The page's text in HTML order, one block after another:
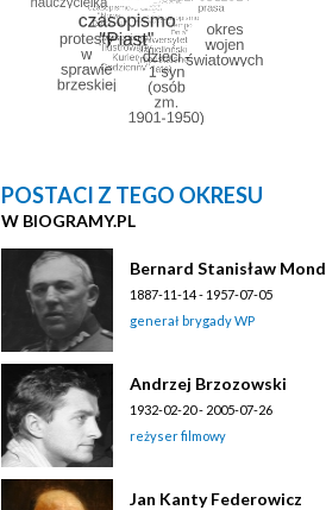
POSTACI Z TEGO OKRESU
W BIOGRAMY.PL
Bernard Stanisław Mond
1887-11-14 - 1957-07-05
generał brygady WP
Andrzej Brzozowski
1932-02-20 - 2005-07-26
reżyser filmowy
Jan Kanty Federowicz